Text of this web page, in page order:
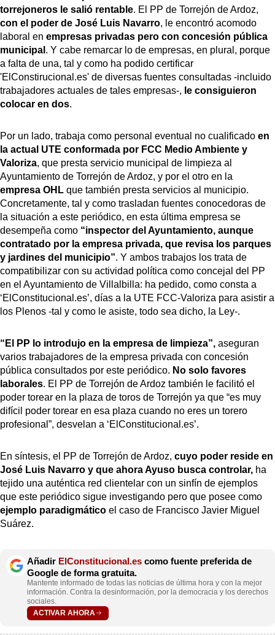
torrejoneros le salió rentable. El PP de Torrejón de Ardoz,
con el poder de José Luis Navarro, le encontró acomodo
laboral en empresas privadas pero con concesión pública
municipal . Y cabe remarcar lo de empresas, en plural, porque
a falta de una, tal y como ha podido certificar
'ElConstirucional.es' de diversas fuentes consultadas -incluido
trabajadores actuales de tales empresas-, le consiguieron
colocar en dos.
Por un lado, trabaja como personal eventual no cualificado en
la actual UTE conformada por FCC Medio Ambiente y
Valoriza, que presta servicio municipal de limpieza al
Ayuntamiento de Torrejón de Ardoz, y por el otro en la
empresa OHL que también presta servicios al municipio.
Concretamente, tal y como trasladan fuentes conocedoras de
la situación a este periódico, en esta última empresa se
desempeña como “inspector del Ayuntamiento, aunque
contratado por la empresa privada, que revisa los parques
y jardines del municipio”. Y ambos trabajos los trata de
compatibilizar con su actividad política como concejal del PP
en el Ayuntamiento de Villalbilla: ha pedido, como consta a
‘ElConstitucional.es’, días a la UTE FCC-Valoriza para asistir a
los Plenos -tal y como le asiste, todo sea dicho, la Ley-.
“El PP lo introdujo en la empresa de limpieza”, aseguran
varios trabajadores de la empresa privada con concesión
pública consultados por este periódico. No solo favores
laborales. El PP de Torrejón de Ardoz también le facilitó el
poder torear en la plaza de toros de Torrejón ya que “es muy
difícil poder torear en esa plaza cuando no eres un torero
profesional”, desvelan a ‘ElConstitucional.es’.
En síntesis, el PP de Torrejón de Ardoz, cuyo poder reside en
José Luis Navarro y que ahora Ayuso busca controlar, ha
tejido una auténtica red clientelar con un sinfín de ejemplos
que este periódico sigue investigando pero que posee como
ejemplo paradigmático el caso de Francisco Javier Miguel
Suárez.
Añadir ElConstitucional.es como fuente preferida de
Google de forma gratuita.
Mantente informado de todas las noticias de última hora y con la mejor
información. Contra la desinformación, por la democracia y los derechos
sociales.
ACTIVAR AHORA